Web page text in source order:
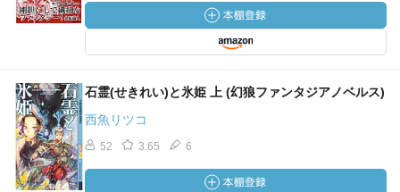
石霊(せきれい)と氷姫 上 (幻狼ファンタジアノベルス)
西魚リツコ
52 3.65 6